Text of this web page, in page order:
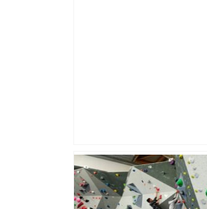
Top 14 : Perpignan mate le
Toulouse et quitte la
lanouvellerepublique.fr